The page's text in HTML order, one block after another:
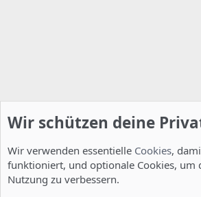
Wir schützen deine
Wir verwenden essentielle Cookies,
funktioniert, und optionale Cookies, um
Nutzung zu verbessern.